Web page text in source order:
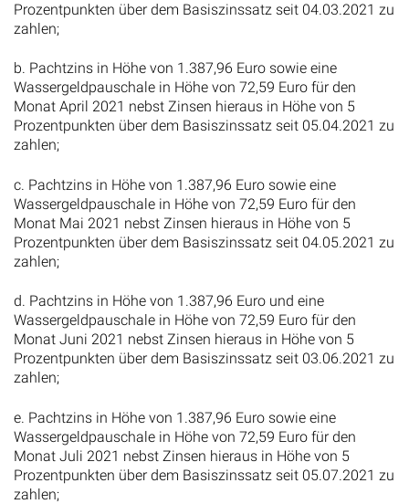
Prozentpunkten über dem Basiszinssatz seit 04.03.2021 zu
zahlen;
b. Pachtzins in Höhe von 1.387,96 Euro sowie eine
Wassergeldpauschale in Höhe von 72,59 Euro für den
Monat April 2021 nebst Zinsen hieraus in Höhe von 5
Prozentpunkten über dem Basiszinssatz seit 05.04.2021 zu
zahlen;
c. Pachtzins in Höhe von 1.387,96 Euro sowie eine
Wassergeldpauschale in Höhe von 72,59 Euro für den
Monat Mai 2021 nebst Zinsen hieraus in Höhe von 5
Prozentpunkten über dem Basiszinssatz seit 04.05.2021 zu
zahlen;
d. Pachtzins in Höhe von 1.387,96 Euro und eine
Wassergeldpauschale in Höhe von 72,59 Euro für den
Monat Juni 2021 nebst Zinsen hieraus in Höhe von 5
Prozentpunkten über dem Basiszinssatz seit 03.06.2021 zu
zahlen;
e. Pachtzins in Höhe von 1.387,96 Euro sowie eine
Wassergeldpauschale in Höhe von 72,59 Euro für den
Monat Juli 2021 nebst Zinsen hieraus in Höhe von 5
Prozentpunkten über dem Basiszinssatz seit 05.07.2021 zu
zahlen;